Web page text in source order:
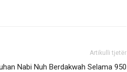
Artikulli tjetër
Nabi Nuh Berdakwah Selama 950